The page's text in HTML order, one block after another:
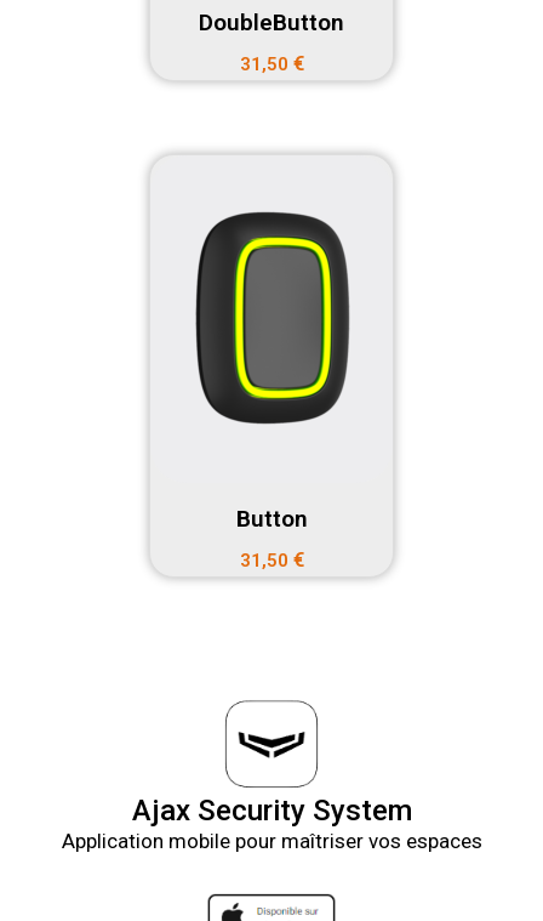
DoubleButton
31,50 €
Button
31,50 €
Ajax Security System
Application mobile pour maîtriser vos espaces